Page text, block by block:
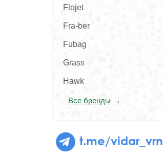
Flojet
Fra-ber
Fubag
Grass
Hawk
Все бренды
t.me/vidar_vrn